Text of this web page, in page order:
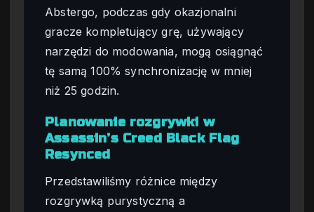
Abstergo, podczas gdy okazjonalni
gracze kompletujący grę, używający
narzędzi do modowania, mogą osiągnąć
tę samą 100% synchronizację w mniej
niż 25 godzin.
Planowanie rozgrywki w
Assassin’s Creed Black Flag
Resynced
Przedstawiliśmy różnice między
rozgrywką purystyczną a